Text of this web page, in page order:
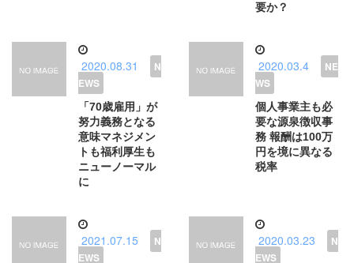
要か？
2020.08.31
「70歳雇用」が
努力義務となる
意味マネジメン
トも福利厚生も
ニューノーマル
に
2020.03.4
個人事業主も必
要な源泉徴収事
務 報酬は100万
円を境に異なる
税率
2021.07.15 2020.03.23